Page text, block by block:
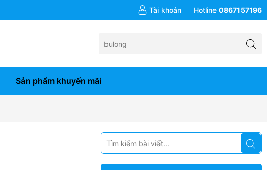
Tài khoản Hotline 0867157196
Sản phẩm khuyến mãi